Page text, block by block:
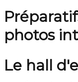
photos
Le hall